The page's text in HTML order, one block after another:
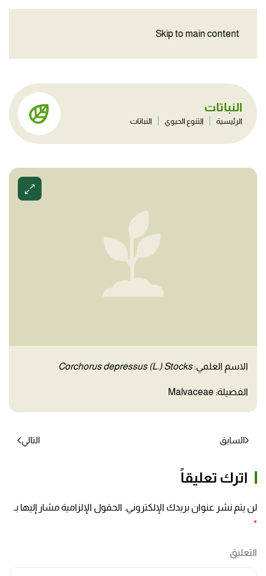
Skip to main content
النباتات
الرئيسية التنوع الحيوي النباتات
الاسم العلمي:Corchorus depressus (L.) Stocks
الفصيلة: Malvaceae
السابق التالي
اترك تعليقاً
لن يتم نشر عنوان بريدك الإلكتروني. الحقول الإلزامية مشار إليها بـ
*
التعليق